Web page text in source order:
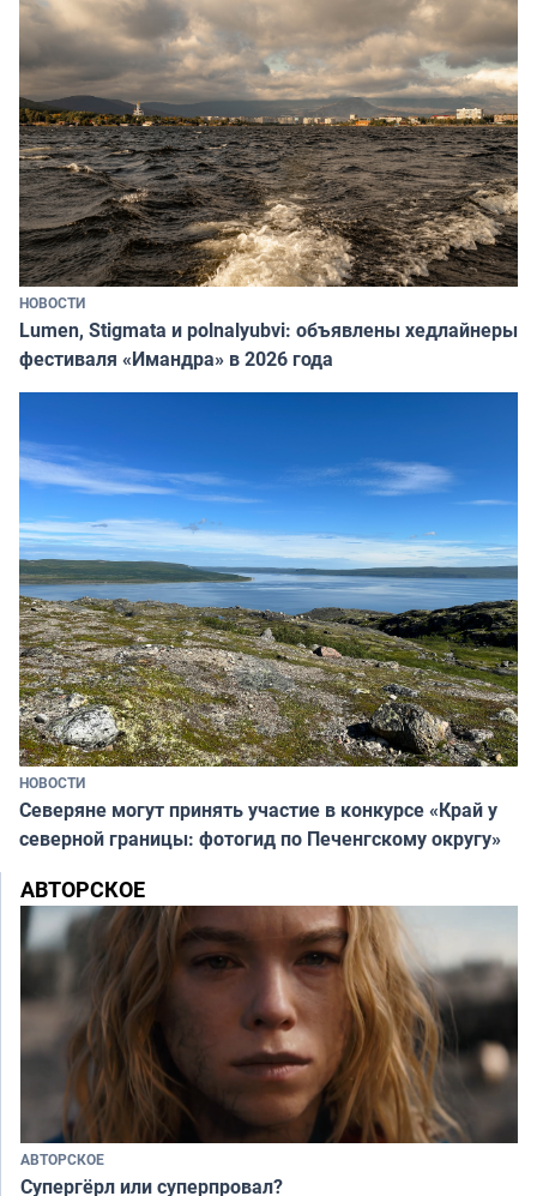
НОВОСТИ
Lumen, Stigmata и polnalyubvi: объявлены хедлайнеры
фестиваля «Имандра» в 2026 года
НОВОСТИ
Северяне могут принять участие в конкурсе «Край у
северной границы: фотогид по Печенгскому округу»
АВТОРСКОЕ
АВТОРСКОЕ
Супергёрл или суперпровал?